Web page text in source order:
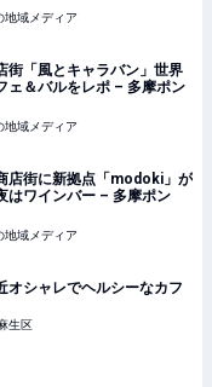
地域メディア
街「風とキャラバン」世界
ェ＆バルをレポ – 多摩ポン
地域メディア
店街に新拠点「modoki」が
はワインバー – 多摩ポン
地域メディア
オシャレでヘルシーなカフ
生区